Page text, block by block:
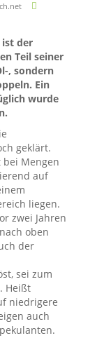
ist der
Teil seiner
, sondern
Ein
wurde
geklärt.
Mengen
auf
liegen.
zwei Jahren
oben
der
sei zum
Heißt
niedrigere
auch